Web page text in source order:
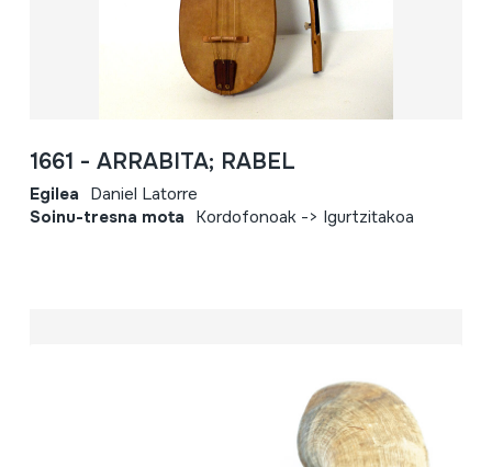
1661 - ARRABITA; RABEL
Egilea Daniel Latorre
Soinu-tresna mota Kordofonoak -> Igurtzitakoa